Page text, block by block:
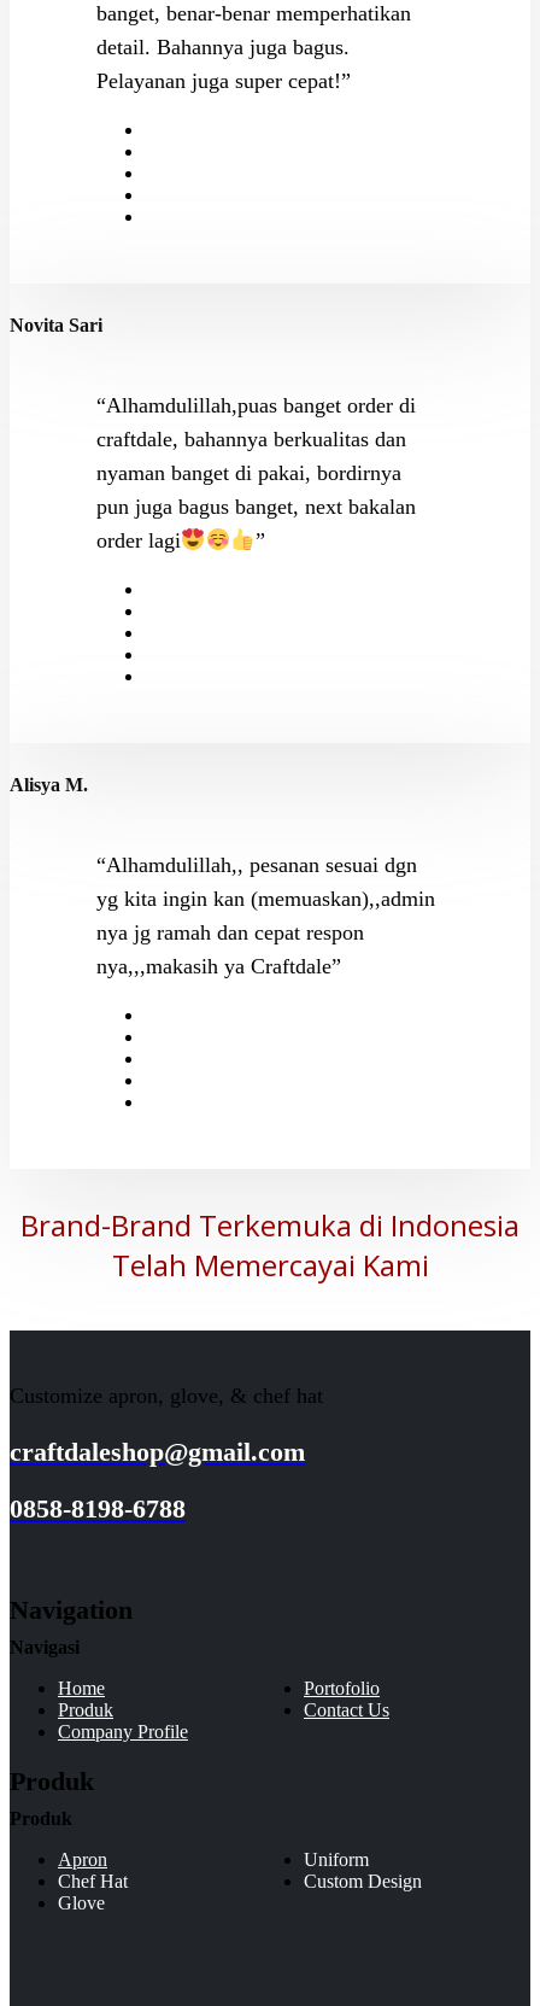
banget, benar-benar memperhatikan
detail. Bahannya juga bagus.
Pelayanan juga super cepat!”
Novita Sari
“Alhamdulillah,puas banget order di
craftdale, bahannya berkualitas dan
nyaman banget di pakai, bordirnya
pun juga bagus banget, next bakalan
order lagi
”
Alisya M.
“Alhamdulillah,, pesanan sesuai dgn
yg kita ingin kan (memuaskan),,admin
nya jg ramah dan cepat respon
nya,,,makasih ya Craftdale”
Brand-Brand Terkemuka di Indonesia
Telah Memercayai Kami
Customize apron, glove, & chef hat
craftdaleshop@gmail.com
0858-8198-6788
Navigation
Navigasi
Home
Produk
Company Profile
Portofolio
Contact Us
Produk
Produk
Apron
Chef Hat
Glove
Uniform
Custom Design